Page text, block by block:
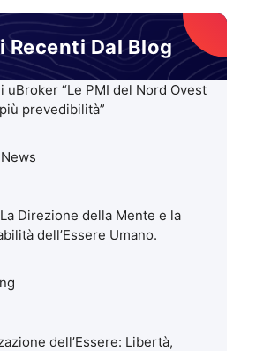
Dal Blog
uBroker “Le PMI del Nord Ovest
prevedibilità”
News
Direzione della Mente e la
dell’Essere Umano.
dell’Essere: Libertà,